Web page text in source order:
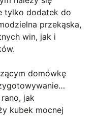
tylko dodatek do
przekąska,
win, jak i
domówkę
jak
kubek mocnej